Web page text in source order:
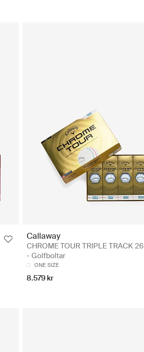
Callaway
CHROME TOUR TRIPLE TRACK 26
- Golfboltar
ONE SIZE
8.579 kr